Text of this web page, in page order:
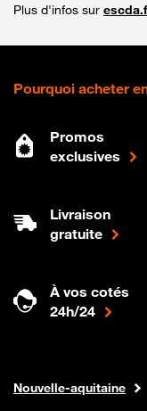
Plus d'infos sur
Pourquoi acheter
Promos
exclusives
Livraison
gratuite
À vos cotés
24h/24
Boutique Orange
Internet fibre
Nouvelle-aquitaine